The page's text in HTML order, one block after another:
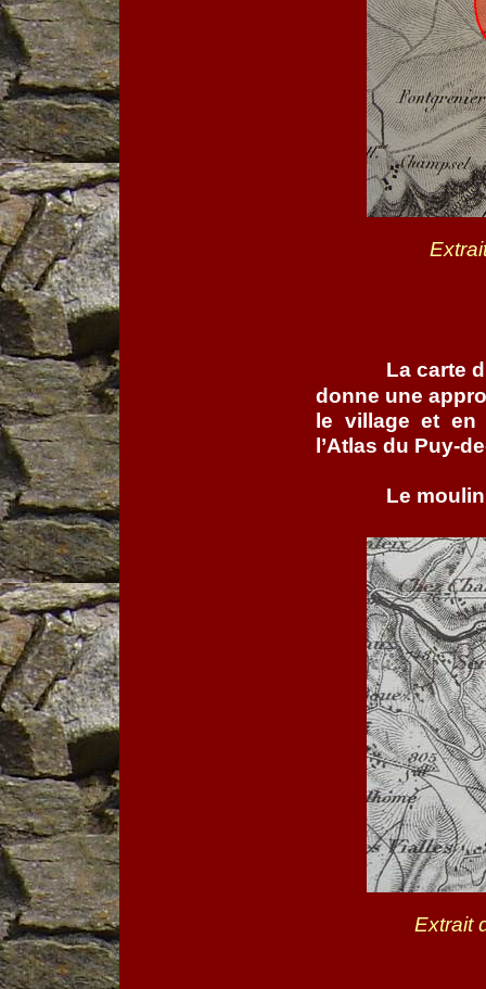
La carte
donne une
le village et en
l’Atlas du Puy-
Le
Extrait